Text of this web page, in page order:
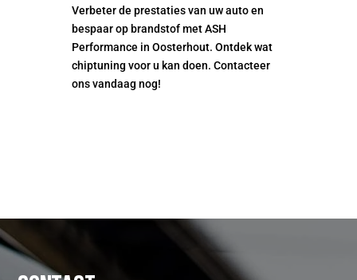
Verbeter de prestaties van uw auto en
bespaar op brandstof met ASH
Performance in Oosterhout. Ontdek wat
chiptuning voor u kan doen. Contacteer
ons vandaag nog!